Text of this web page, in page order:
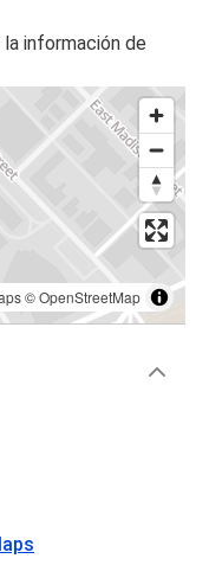
información de
©OpenStreetMap